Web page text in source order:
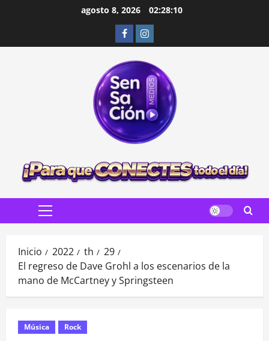
agosto 8, 2026 02:28:11
FacebookInstagram
Menú
Inicio 2022 th
29
El regreso de Dave Grohl a los escenarios de la
mano de McCartney y Springsteen
Música Rock